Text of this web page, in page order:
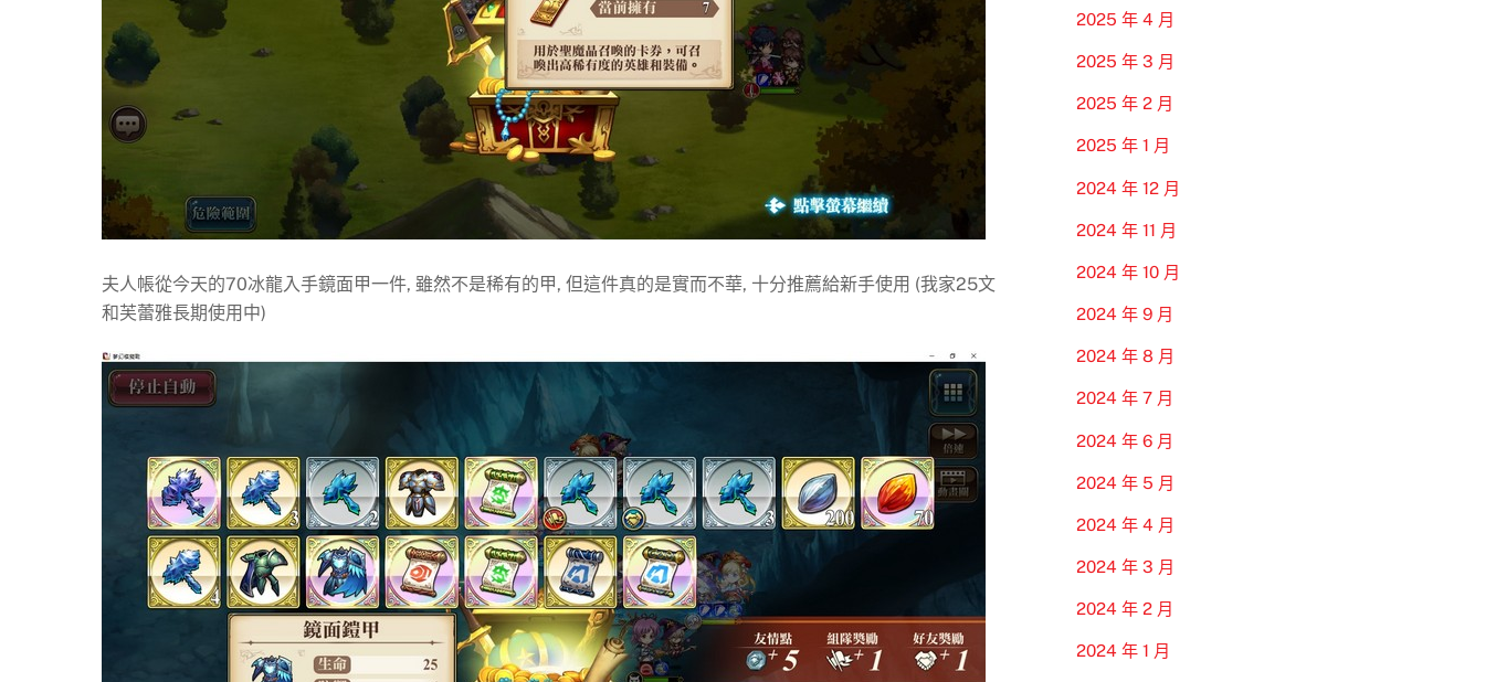
夫人帳從今天的70冰龍入手鏡面甲一件, 雖然不是稀有的甲, 但這件真的是實而不華, 十分推薦給新手使用 (我家25文
和芙蕾雅長期使用中)
2025 年 4 月
2025 年 3 月
2025 年 2 月
2025 年 1 月
2024 年 12 月
2024 年 11 月
2024 年 10 月
2024 年 9 月
2024 年 8 月
2024 年 7 月
2024 年 6 月
2024 年 5 月
2024 年 4 月
2024 年 3 月
2024 年 2 月
2024 年 1 月